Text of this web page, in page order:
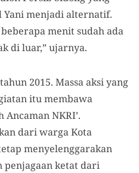
Yani menjadi alternatif.
menit sudah ada
di luar,” ujarnya.
2015. Massa aksi yang
itu membawa
NKRI’.
dari warga Kota
menyelenggarakan
penjagaan ketat dari